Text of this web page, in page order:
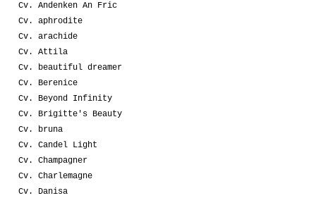
Cv. Andenken An Fric
Cv. aphrodite
Cv. arachide
Cv. Attila
Cv. beautiful dreamer
Cv. Berenice
Cv. Beyond Infinity
Cv. Brigitte's Beauty
Cv. bruna
Cv. Candel Light
Cv. Champagner
Cv. Charlemagne
Cv. Danisa